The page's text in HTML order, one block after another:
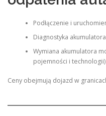
Podłączenie i
Diagnostyka
Wymiana akumulatora
pojemności i technologii)
Ceny obejmują dojazd w